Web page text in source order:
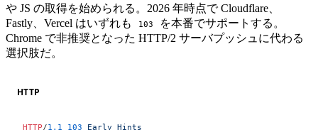
や JS の取得を始められる。2026 年時点で Cloudflare、
Fastly、Vercel はいずれも
103
を本番でサポートする。
Chrome で非推奨となった HTTP/2 サーバプッシュに代わる
選択肢だ。
HTTP
HTTP/1.1 103 Early Hints